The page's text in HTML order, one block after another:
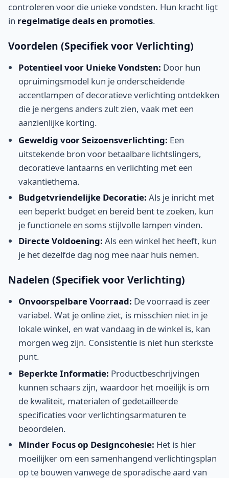
controleren voor die unieke vondsten. Hun kracht ligt
in regelmatige deals en promoties.
Voordelen (Specifiek voor Verlichting)
Potentieel voor Unieke Vondsten: Door hun
opruimingsmodel kun je onderscheidende
accentlampen of decoratieve verlichting ontdekken
die je nergens anders zult zien, vaak met een
aanzienlijke korting.
Geweldig voor Seizoensverlichting: Een
uitstekende bron voor betaalbare lichtslingers,
decoratieve lantaarns en verlichting met een
vakantiethema.
Budgetvriendelijke Decoratie: Als je inricht met
een beperkt budget en bereid bent te zoeken, kun
je functionele en soms stijlvolle lampen vinden.
Directe Voldoening: Als een winkel het heeft, kun
je het dezelfde dag nog mee naar huis nemen.
Nadelen (Specifiek voor Verlichting)
Onvoorspelbare Voorraad: De voorraad is zeer
variabel. Wat je online ziet, is misschien niet in je
lokale winkel, en wat vandaag in de winkel is, kan
morgen weg zijn. Consistentie is niet hun sterkste
punt.
Beperkte Informatie: Productbeschrijvingen
kunnen schaars zijn, waardoor het moeilijk is om
de kwaliteit, materialen of gedetailleerde
specificaties voor verlichtingsarmaturen te
beoordelen.
Minder Focus op Designcohesie: Het is hier
moeilijker om een samenhangend verlichtingsplan
op te bouwen vanwege de sporadische aard van